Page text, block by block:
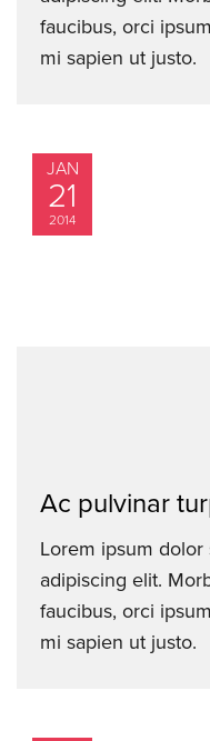
faucibus, orci
mi sapien ut justo.
JAN
21
2014
Ac pulvinar
Lorem ipsum
adipiscing elit.
faucibus, orci
mi sapien ut justo.